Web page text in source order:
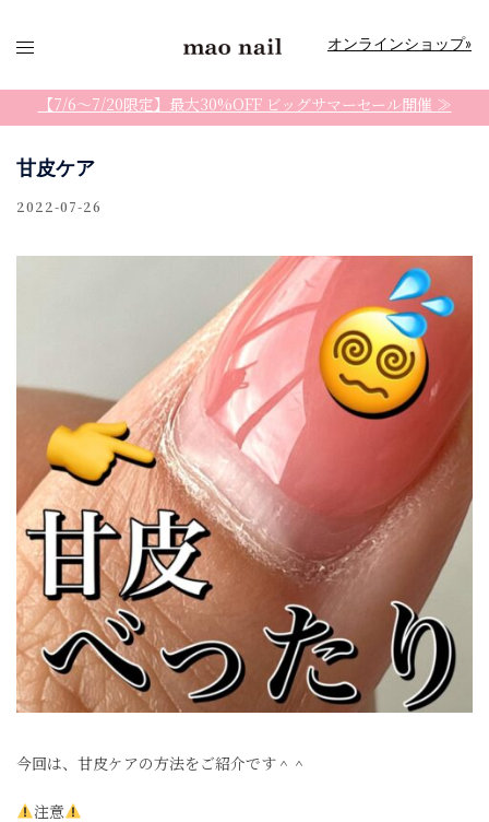
ン
ツ
オンラインショップ»
甘皮ケア
2022-07-26
今回は、甘皮ケアの方法をご紹介です＾＾
注意
【7/6〜7/20限定】最大30%OFF ビッグサマーセール開催 ≫